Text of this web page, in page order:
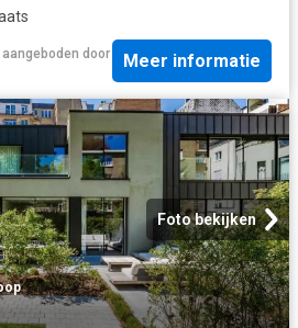
aangeboden door
Meer informatie
Foto bekijken